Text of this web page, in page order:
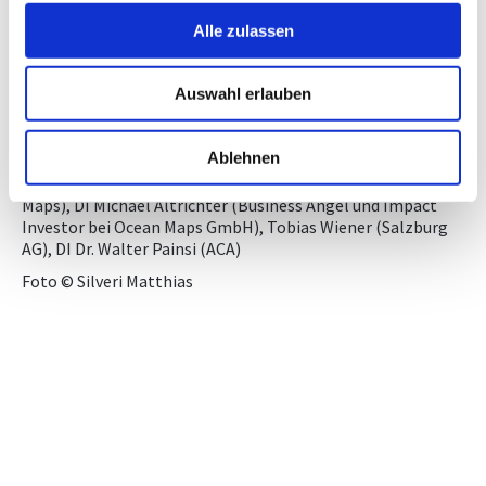
Alle zulassen
Auswahl erlauben
Ablehnen
Sicherheit oder ein großes Kosteneinsparungspotential
Die „Digital Twins“ von wichtigster Infrastruktur helfen bei
Neuerrichtung sowie Servicierung bestehender Anlagen und
Anlagenbetrieb.
Im Bild v.l.n.r. Sektionschef Mag. Georg Konetzky (BMDW),
DI Dr. techn. Thomas Nemetz , (Geschäftsführer Ocean
Maps), DI Michael Altrichter (Business Angel und Impact
Investor bei Ocean Maps GmbH), Tobias Wiener (Salzburg
AG), DI Dr. Walter Painsi (ACA)
Foto © Silveri Matthias